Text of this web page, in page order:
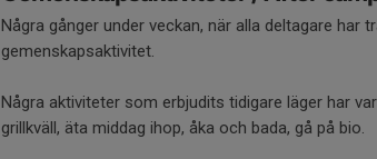
Några gånger under veckan, när alla deltagare
gemenskapsaktivitet.
Några aktiviteter som erbjudits tidigare läger har
grillkväll, äta middag ihop, åka och bada, gå på bio.